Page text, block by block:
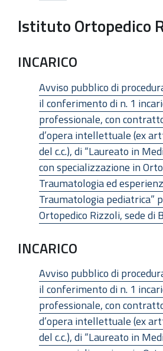
Istituto Ortopedico
INCARICO
Avviso pubblico di
il conferimento di n. 1
professionale, con
d’opera intellettuale (ex
del c.c.), di “Laureato in
con specializzazione in
Traumatologia ed
Traumatologia pediatrica”
Ortopedico Rizzoli, sede di
INCARICO
Avviso pubblico di
il conferimento di n. 1
professionale, con
d’opera intellettuale (ex
del c.c.), di “Laureato in